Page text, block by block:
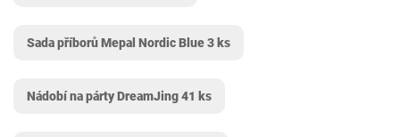
Sada příborů Mepal ‎Nordic Blue 3 ks
Nádobí na párty DreamJing 41 ks